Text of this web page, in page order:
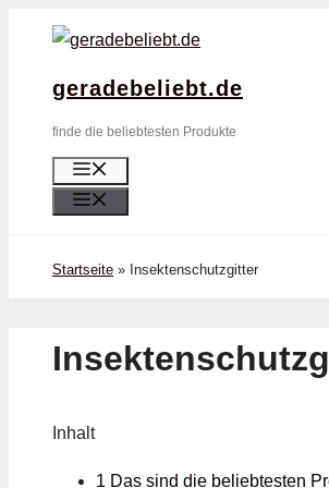
springengeradebeliebt.de
finde die beliebtesten Produkte
Startseite » Insektenschutzgitter
Inhalt
1 Das sind die beliebtesten